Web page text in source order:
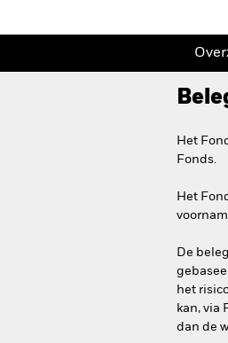
Het
Fonds.
Het
De
het
kan, via
dan de